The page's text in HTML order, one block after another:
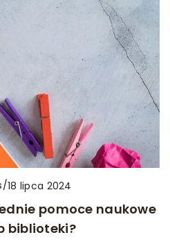
/18 lipca 2024
pomoce naukowe
biblioteki?